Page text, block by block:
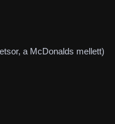
a McDonalds mellett)